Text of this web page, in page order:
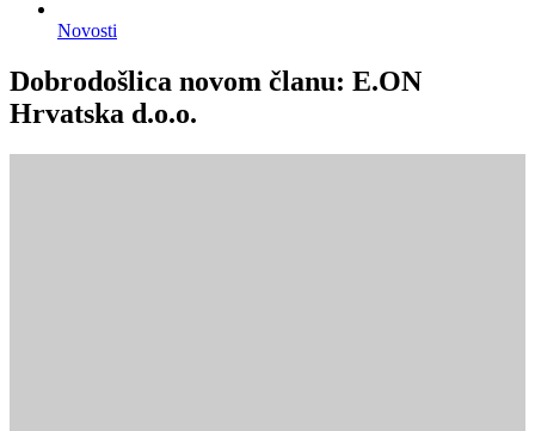
Novosti
Dobrodošlica novom članu: E.ON
Hrvatska d.o.o.